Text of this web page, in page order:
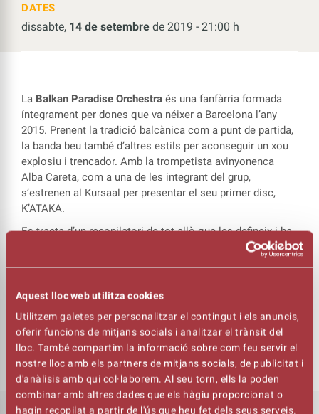
Aquest lloc web utilitza cookies
Utilitzem galetes per personalitzar el contingut i els anuncis,
oferir funcions de mitjans socials i analitzar el trànsit del
lloc. També compartim la informació sobre com feu servir el
nostre lloc amb els partners de mitjans socials, de publicitat i
d'anàlisis amb qui col·laborem. Al seu torn, ells la poden
combinar amb altres dades que els hàgiu proporcionat o
hagin recopilat a partir de l'ús que heu fet dels seus serveis.
DATES
dissabte, 14 de setembre de 2019 - 21:00 h
La Balkan Paradise Orchestra és una fanfàrria formada
íntegrament per dones que va néixer a Barcelona l’any
2015. Prenent la tradició balcànica com a punt de partida,
la banda beu també d’altres estils per aconseguir un xou
explosiu i trencador. Amb la trompetista avinyonenca
Alba Careta, com a una de les integrant del grup,
s’estrenen al Kursaal per presentar el seu primer disc,
K’ATAKA.
Es tracta d’un recopilatori de tot allò que les defineix i ha
format part d’elles des que aquest projecte va néixer.
sonoritats que es dissolen donant com a resultat, una
fusió sincera i orgànica de tot el que volen compartir en
els escenaris, places, carrers i racons on pugui arribar la
música de la
Balkan Paradise Orchestra